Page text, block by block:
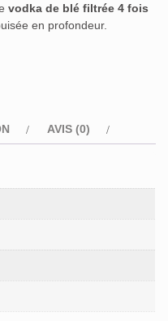
vodka de blé filtrée 4 fois
en profondeur.
AVIS (0)